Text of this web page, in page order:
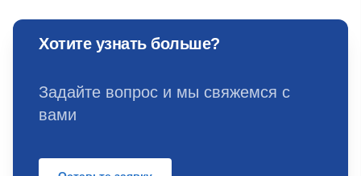
Хотите узнать больше?
Задайте вопрос и мы свяжемся с
вами